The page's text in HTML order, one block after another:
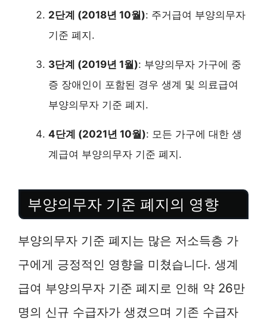
2단계 (2018년 10월): 주거급여 부양의무자
기준 폐지.
3단계 (2019년 1월): 부양의무자 가구에 중
증 장애인이 포함된 경우 생계 및 의료급여
부양의무자 기준 폐지.
4단계 (2021년 10월): 모든 가구에 대한 생
계급여 부양의무자 기준 폐지.
부양의무자 기준 폐지의 영향
부양의무자 기준 폐지는 많은 저소득층 가
구에게 긍정적인 영향을 미쳤습니다. 생계
급여 부양의무자 기준 폐지로 인해 약 26만
명의 신규 수급자가 생겼으며 기존 수급자